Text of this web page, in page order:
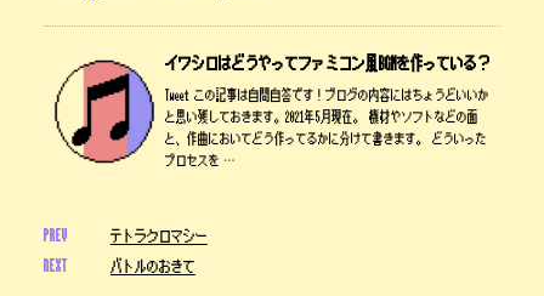
イワシロはどうやってファミコン風BGMを作っている？
Tweet この記事は自問自答です！ブログの内容にはちょうどいいか
と思い残しておきます。2021年5月現在。 機材やソフトなどの面
と、作曲においてどう作ってるかに分けて書きます。 どういった
プロセスを …
PREV テトラクロマシー
NEXT バトルのおきて